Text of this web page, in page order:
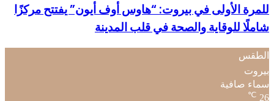
للمرة الأولى في بيروت: “هاوس أوف أيون” يفتتح مركزًا
شاملًا للوقاية والصحة في قلب المدينة
الطقس
بيروت
سماء صافية
26
℃